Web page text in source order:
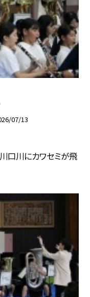
07/13
口川にカワセミが飛